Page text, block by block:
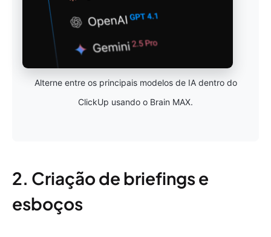
Alterne entre os principais modelos de IA dentro do
ClickUp usando o Brain MAX.
2. Criação de briefings e
esboços